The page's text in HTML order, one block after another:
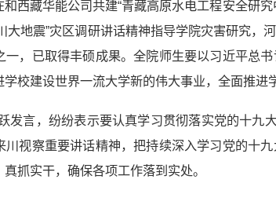
西藏华能公司共建“青藏高原水电工程安全研
大地震”灾区调研讲话精神指导学院灾害研究，
一，已取得丰硕成果。全院师生要以习近平总
校建设世界一流大学新的伟大事业，全面推进
言，纷纷表示要认真学习贯彻落实党的十九
川视察重要讲话精神，把持续深入学习党的十
抓实干，确保各项工作落到实处。